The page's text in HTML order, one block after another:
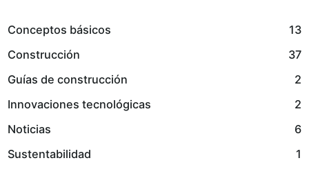
Conceptos básicos
13
Construcción
37
Guías de construcción
2
Innovaciones tecnológicas
2
Noticias
6
Sustentabilidad
1